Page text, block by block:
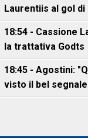
Laurentiis al gol di
18:54 - Cassione
la trattativa Godts
18:45 - Agostini:
visto il bel